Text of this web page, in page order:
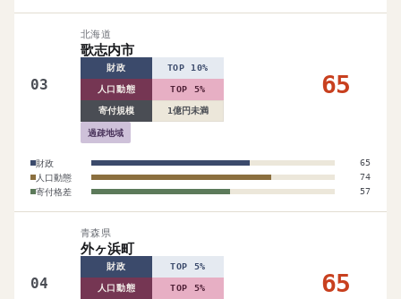
03
北海道
歌志内市
財政 TOP 10%
人口動態 TOP 5%
寄付規模 1億円未満
過疎地域
65
財政 65
人口動態 74
寄付格差 57
04
青森県
外ヶ浜町
財政 TOP 5%
人口動態 TOP 5% 65